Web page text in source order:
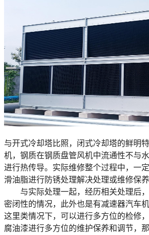
与开式冷却塔比照，闭式冷却塔的鲜明
机，钢质在钢质盘管风机中流通性不与
进行热传导。实际维修整个过程中，一
滑油脂进行防锈处理解决处理或维修保养
与实际处理一起，经历相关处理后，
密闭性的情况，此外也是有减速器汽车
这里类情况下，可以进行多方位的检修
腐油漆进行多方位的维护保养和调节，